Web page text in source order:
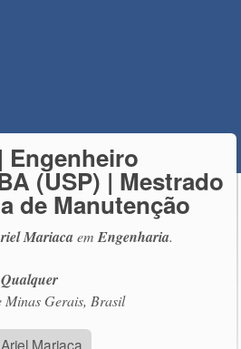
Engenheiro
(USP) | Mestrado
de Manutenção
Mariaca emEngenharia.
Qualquer
Minas Gerais, Brasil
Mariaca